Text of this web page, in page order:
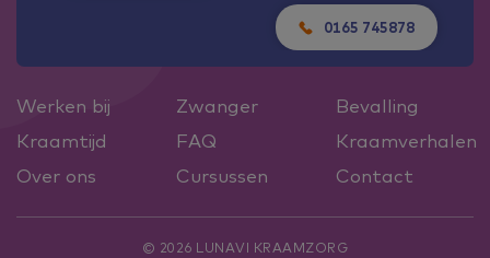
0165 745878
Werken bij Zwanger
Bevalling
Kraamtijd
FAQ
Kraamverhalen
Over ons
Cursussen Contact
© 2026 LUNAVI KRAAMZORG